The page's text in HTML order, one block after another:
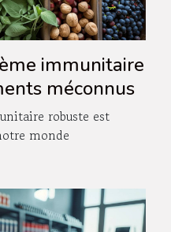
immunitaire
méconnus
robuste est
monde